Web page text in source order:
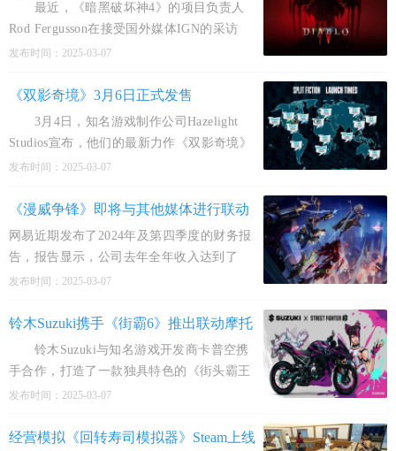
最近，《暗黑破坏神4》的项目负责人
Rod Fergusson在接受国外媒体IGN的采访
时，谈到了《暗黑破坏神4》以及整个暗黑系
4》在开发过程中
发布时间：2025-03-07
《双影奇境》3月6日正式发售
3月4日，知名游戏制作公司Hazelight
Studios宣布，他们的最新力作《双影奇境》
的Steam版本正式公布发售日期。这款游戏将
时间定在了
发布时间：2025-03-07
《漫威争锋》即将与其他媒体进行联动
网易近期发布了2024年及第四季度的财务报
告，报告显示，公司去年全年收入达到了
1053亿元人民币，其中第四季度收入为276亿
836亿元人民币，同比
发布时间：2025-03-07
铃木Suzuki携手《街霸6》推出联动摩托
铃木Suzuki与知名游戏开发商卡普空携
手合作，打造了一款独具特色的《街头霸王
6》韩蛛俐风格的摩托车。值得注意的是，这
人们欣赏。
发布时间：2025-03-07
经营模拟《回转寿司模拟器》Steam上线